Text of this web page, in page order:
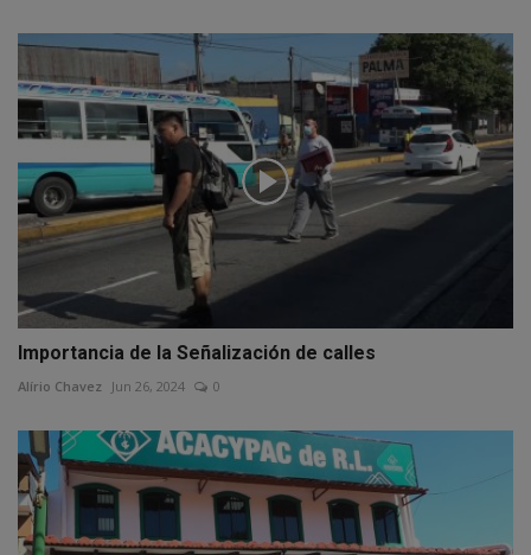
Importancia de la Señalización de calles
Alírio Chavez Jun 26, 2024 0